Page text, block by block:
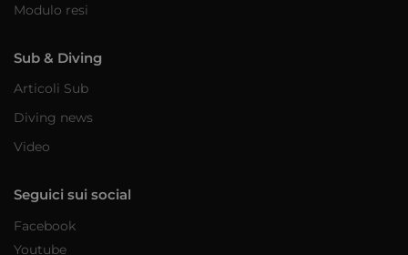
Modulo resi
Sub & Diving
Articoli Sub
Diving news
Video
Seguici sui social
Facebook
Youtube